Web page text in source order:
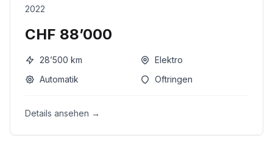
2022
CHF 88’000
28’500 km
Elektro
Automatik
Oftringen
Details ansehen →